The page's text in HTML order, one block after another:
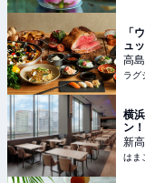
「
ュ
を
高
ラグ
横
ン
は
新
はま